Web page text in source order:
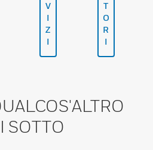
V
I
Z
I
T
O
R
I
SOTTO